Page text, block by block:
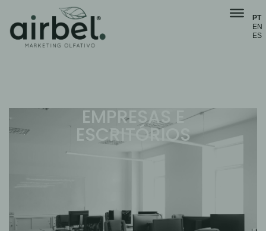
PT
EN
ES
EMPRESAS E
ESCRITÓRIOS